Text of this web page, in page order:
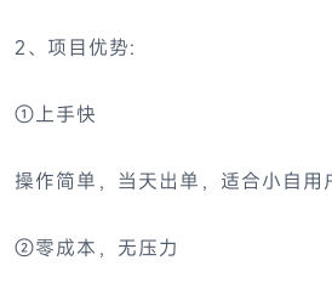
2、项目优势:
①上手快
操作简单，当天出单，适合小自用
②零成本，无压力